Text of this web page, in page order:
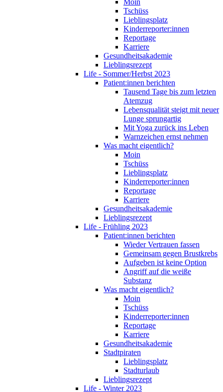
Moin
Tschüss
Lieblingsplatz
Kinderreporter:innen
Reportage
Karriere
Gesundheitsakademie
Lieblingsrezept
Life - Sommer/Herbst 2023
Patient:innen berichten
Tausend Tage bis zum letzten
Atemzug
Lebensqualität steigt mit neuer
Lunge sprungartig
Mit Yoga zurück ins Leben
Warnzeichen ernst nehmen
Was macht eigentlich?
Moin
Tschüss
Lieblingsplatz
Kinderreporter:innen
Reportage
Karriere
Gesundheitsakademie
Lieblingsrezept
Life - Frühling 2023
Patient:innen berichten
Wieder Vertrauen fassen
Gemeinsam gegen Brustkrebs
Aufgeben ist keine Option
Angriff auf die weiße
Substanz
Was macht eigentlich?
Moin
Tschüss
Kinderreporter:innen
Reportage
Karriere
Gesundheitsakademie
Stadtpiraten
Lieblingsplatz
Stadturlaub
Lieblingsrezept
Life - Winter 2023